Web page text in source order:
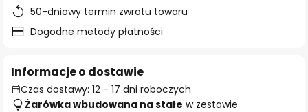
50-dniowy termin zwrotu towaru
Dogodne metody płatności
Informacje o dostawie
Czas dostawy: 12 - 17 dni roboczych
Żarówka wbudowana na stałe w zestawie